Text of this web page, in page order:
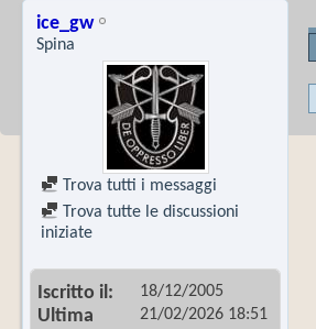
ice_gw
Spina
Trova tutti i messaggi
Trova tutte le discussioni
iniziate
Iscritto il 18/12/2005
Ultima
21/02/2026 18:51